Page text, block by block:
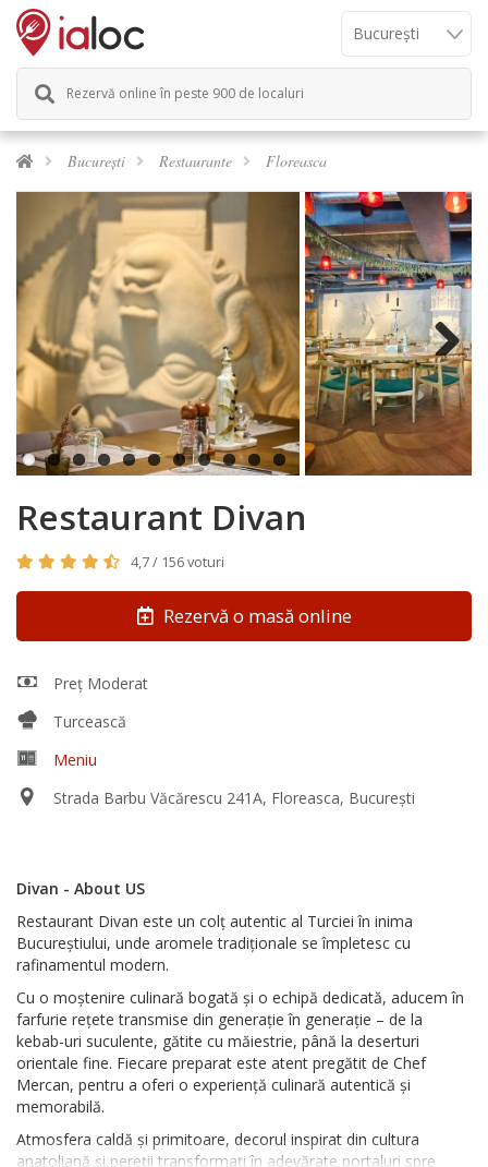
Rezervă online în peste 900 de localuri
București Restaurante Floreasca
Previous Next
Restaurant Divan
4,7 / 156 voturi
Rezervă o masă online
Preț Moderat
Turcească
Meniu
Strada Barbu Văcărescu 241A, Floreasca, București
Divan - About US
Restaurant Divan este un colț autentic al Turciei în inima
Bucureștiului, unde aromele tradiționale se împletesc cu
rafinamentul modern.
Cu o moștenire culinară bogată și o echipă dedicată, aducem în
farfurie rețete transmise din generație în generație – de la
kebab-uri suculente, gătite cu măiestrie, până la deserturi
orientale fine. Fiecare preparat este atent pregătit de Chef
Mercan, pentru a oferi o experiență culinară autentică și
memorabilă.
Atmosfera caldă și primitoare, decorul inspirat din cultura
anatoliană și pereții transformați în adevărate portaluri spre